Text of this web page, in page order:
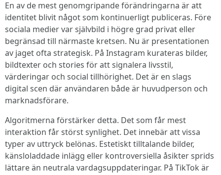
En av de mest genomgripande förändringarna är att
identitet blivit något som kontinuerligt publiceras. Före
sociala medier var självbild i högre grad privat eller
begränsad till närmaste kretsen. Nu är presentationen
av jaget ofta strategisk. På Instagram kurateras bilder,
bildtexter och stories för att signalera livsstil,
värderingar och social tillhörighet. Det är en slags
digital scen där användaren både är huvudperson och
marknadsförare.
Algoritmerna förstärker detta. Det som får mest
interaktion får störst synlighet. Det innebär att vissa
typer av uttryck belönas. Estetiskt tilltalande bilder,
känsloladdade inlägg eller kontroversiella åsikter sprids
lättare än neutrala vardagsuppdateringar. På TikTok är